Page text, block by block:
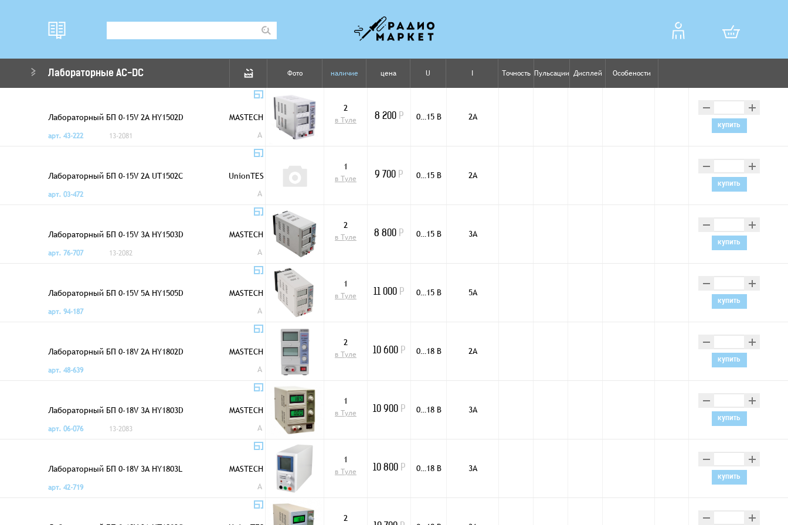
Лабораторные AC-DC Фото наличие цена U I Точность Пульсации Дисплей Особености
Лабораторный БП 0-15V 2A HY1502D
MASTECH
арт. 43-222
13-2081 A
2
в Туле
8 200 Р 0…15 В 2А – +
купить
Лабораторный БП 0-15V 2A UT1502C
UnionTES
арт. 03-472
A
1
в Туле
9 700 Р 0…15 В 2А – +
купить
Лабораторный БП 0-15V 3A HY1503D
MASTECH
арт. 76-707
13-2082 A
2
в Туле
8 800 Р 0…15 В 3А – +
купить
Лабораторный БП 0-15V 5A HY1505D
MASTECH
арт. 94-187
A
1
в Туле
11 000 Р 0…15 В 5А – +
купить
Лабораторный БП 0-18V 2A HY1802D
MASTECH
арт. 48-639
A
2
в Туле
10 600 Р 0…18 В 2А – +
купить
Лабораторный БП 0-18V 3A HY1803D
MASTECH
арт. 06-076
13-2083 A
1
в Туле
10 900 Р 0…18 В 3А – +
купить
Лабораторный БП 0-18V 3A HY1803L
MASTECH
арт. 42-719
A
1
в Туле
10 800 Р 0…18 В 3А – +
купить
2 – +